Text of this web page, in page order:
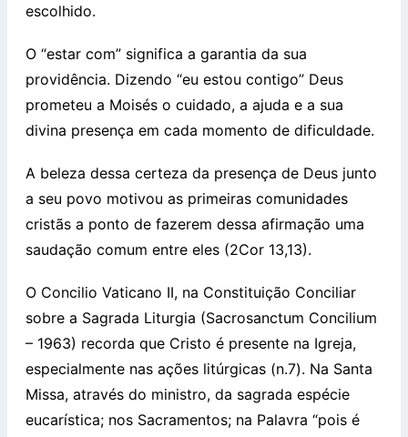
escolhido.
O “estar com” significa a garantia da sua
providência. Dizendo “eu estou contigo” Deus
prometeu a Moisés o cuidado, a ajuda e a sua
divina presença em cada momento de dificuldade.
A beleza dessa certeza da presença de Deus junto
a seu povo motivou as primeiras comunidades
cristãs a ponto de fazerem dessa afirmação uma
saudação comum entre eles (2Cor 13,13).
O Concilio Vaticano II, na Constituição Conciliar
sobre a Sagrada Liturgia (Sacrosanctum Concilium
– 1963) recorda que Cristo é presente na Igreja,
especialmente nas ações litúrgicas (n.7). Na Santa
Missa, através do ministro, da sagrada espécie
eucarística; nos Sacramentos; na Palavra “pois é